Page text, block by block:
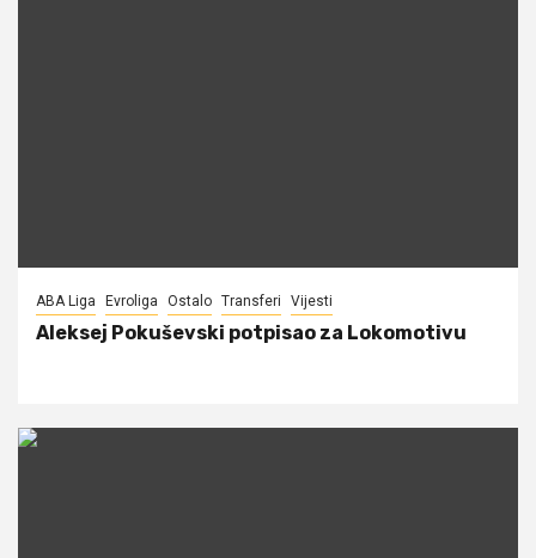
ABA Liga Evroliga Ostalo Transferi Vijesti
Aleksej Pokuševski potpisao za Lokomotivu